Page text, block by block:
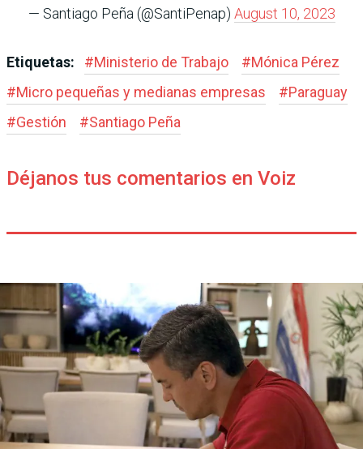
— Santiago Peña (@SantiPenap) August 10, 2023
Etiquetas: #Ministerio de Trabajo #Mónica Pérez
#Micro pequeñas y medianas empresas #Paraguay
#Gestión #Santiago Peña
Déjanos tus comentarios en Voiz